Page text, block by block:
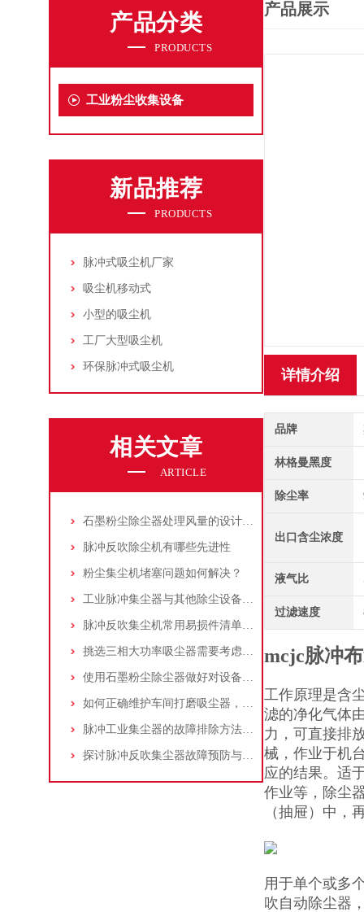
产品分类
PRODUCTS
工业粉尘收集设备
新品推荐
PRODUCTS
脉冲式吸尘机厂家
吸尘机移动式
小型的吸尘机
工厂大型吸尘机
环保脉冲式吸尘机
相关文章
ARTICLE
石墨粉尘除尘器处理风量的设计，你了解多少
脉冲反吹除尘机有哪些先进性
粉尘集尘机堵塞问题如何解决？
工业脉冲集尘器与其他除尘设备的比较
脉冲反吹集尘机常用易损件清单与更换周期建议
挑选三相大功率吸尘器需要考虑哪些问题？
使用石墨粉尘除尘器做好对设备的维护十分重要
如何正确维护车间打磨吸尘器，延长使用寿命
脉冲工业集尘器的故障排除方法和注意事项
探讨脉冲反吹集尘器故障预防与维护要点
产品展示
详情介绍
品牌
林格曼黑度
除尘率
出口含尘浓度
液气比
过滤速度
mcjc脉冲
工作原理是含
滤的净化气体
力，可直接排
械，作业于机
应的结果。适
作业等，除尘
（抽屉）中，
用于单个或多
吹自动除尘器